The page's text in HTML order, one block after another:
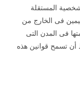
المستقلة
فى الخارج من
فى المدن التى
تسمح قوانين هذه